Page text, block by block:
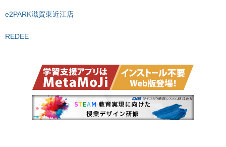
e2PARK滋賀東近江店
REDEE